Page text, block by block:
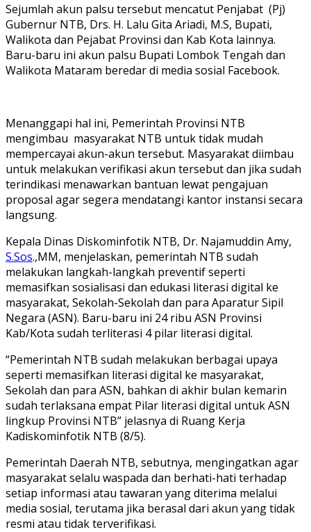
Sejumlah akun palsu tersebut mencatut Penjabat (Pj)
Gubernur NTB, Drs. H. Lalu Gita Ariadi, M.S, Bupati,
Walikota dan Pejabat Provinsi dan Kab Kota lainnya.
Baru-baru ini akun palsu Bupati Lombok Tengah dan
Walikota Mataram beredar di media sosial Facebook.
Menanggapi hal ini, Pemerintah Provinsi NTB
mengimbau masyarakat NTB untuk tidak mudah
mempercayai akun-akun tersebut. Masyarakat diimbau
untuk melakukan verifikasi akun tersebut dan jika sudah
terindikasi menawarkan bantuan lewat pengajuan
proposal agar segera mendatangi kantor instansi secara
langsung.
Kepala Dinas Diskominfotik NTB, Dr. Najamuddin Amy,
S.Sos.,MM, menjelaskan, pemerintah NTB sudah
melakukan langkah-langkah preventif seperti
memasifkan sosialisasi dan edukasi literasi digital ke
masyarakat, Sekolah-Sekolah dan para Aparatur Sipil
Negara (ASN). Baru-baru ini 24 ribu ASN Provinsi
Kab/Kota sudah terliterasi 4 pilar literasi digital.
“Pemerintah NTB sudah melakukan berbagai upaya
seperti memasifkan literasi digital ke masyarakat,
Sekolah dan para ASN, bahkan di akhir bulan kemarin
sudah terlaksana empat Pilar literasi digital untuk ASN
lingkup Provinsi NTB” jelasnya di Ruang Kerja
Kadiskominfotik NTB (8/5).
Pemerintah Daerah NTB, sebutnya, mengingatkan agar
masyarakat selalu waspada dan berhati-hati terhadap
setiap informasi atau tawaran yang diterima melalui
media sosial, terutama jika berasal dari akun yang tidak
resmi atau tidak terverifikasi.